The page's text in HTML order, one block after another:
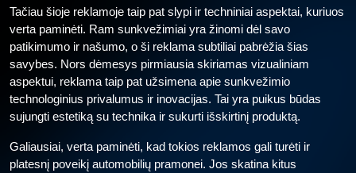
Tačiau šioje reklamoje taip pat slypi ir techniniai aspektai, kuriuos
verta paminėti. Ram sunkvežimiai yra žinomi dėl savo
patikimumo ir našumo, o ši reklama subtiliai pabrėžia šias
savybes. Nors dėmesys pirmiausia skiriamas vizualiniam
aspektui, reklama taip pat užsimena apie sunkvežimio
technologinius privalumus ir inovacijas. Tai yra puikus būdas
sujungti estetiką su technika ir sukurti išskirtinį produktą.
Galiausiai, verta paminėti, kad tokios reklamos gali turėti ir
platesnį poveikį automobilių pramonei. Jos skatina kitus